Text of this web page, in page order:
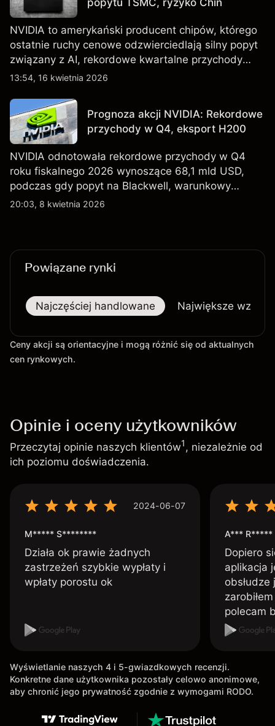
NVIDIA to amerykański producent chipów, którego
ostatnie ruchy cenowe odzwierciedlają silny popyt
związany z AI, rekordowe kwartalne przychody
oraz utrzymującą się niepewność wokół kontroli
zewnętrznych analityków.
13:54, 16 kwietnia 2026
Prognoza akcji NVIDIA: Rekordowe
przychody w Q4, eksport H200
NVIDIA odnotowała rekordowe przychody w Q4
roku fiskalnego 2026 wynoszące 68,1 mld USD,
podczas gdy popyt na Blackwell, warunkowy
eksport H200 do Chin oraz osłabienie szerszego
20:03, 8 kwietnia 2026
Powiązane rynki
Najczęściej handlowane Największe wzrosty
Ceny akcji są orientacyjne i mogą różnić się od aktualnych
cen rynkowych.
Opinie i oceny użytkowników
Przeczytaj opinie naszych klientów1, niezależnie od
ich poziomu doświadczenia.
2024-06-07
M***** S********
Działa ok prawie żadnych
zastrzeżeń szybkie wypłaty i
wpłaty porostu ok
A*** R*****
Dopiero
aplikacja
polecam
Wyświetlanie naszych 4 i 5-gwiazdkowych recenzji.
Konkretne dane użytkownika pozostały celowo anonimowe,
aby chronić jego prywatność zgodnie z wymogami RODO.